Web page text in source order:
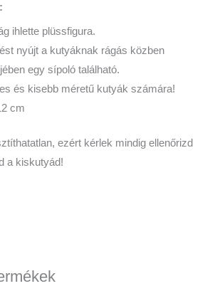
ihlette plüssfigura.
nyújt a kutyáknak rágás közben
egy sípoló található.
és kisebb méretű kutyák számára!
cm
ezért kérlek mindig ellenőrizd
a kiskutyád!